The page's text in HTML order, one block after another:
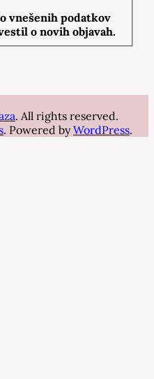
vnešenih podatkov
o novih objavah.
. All rights reserved.
. Powered byWordPress.